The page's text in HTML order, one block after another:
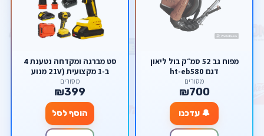
מפוח גב 52 סמ״ק בול ליאון
דגם ht-eb580
מסורים
₪700
🔔 עדכנו
סט מברגה ומקדחה נטענת 4
ב-1 מקצועית (21V מנוע
Brushless) – פוטר מתחלף
וראשים לזוויות קשות מבית
סקורפיון
מסורים
₪399
הוסף לסל